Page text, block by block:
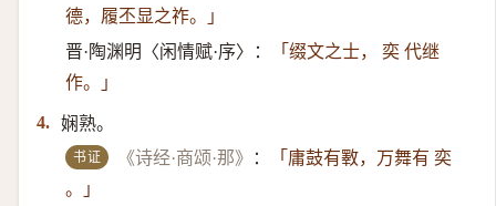
德，履丕显之祚。」
晋·陶渊明〈闲情赋·序〉：
「缀文之士， 奕 代继
作。」
4. 娴熟。
书证 《诗经·商颂·那》 ：
「庸鼓有斁，万舞有 奕
。」